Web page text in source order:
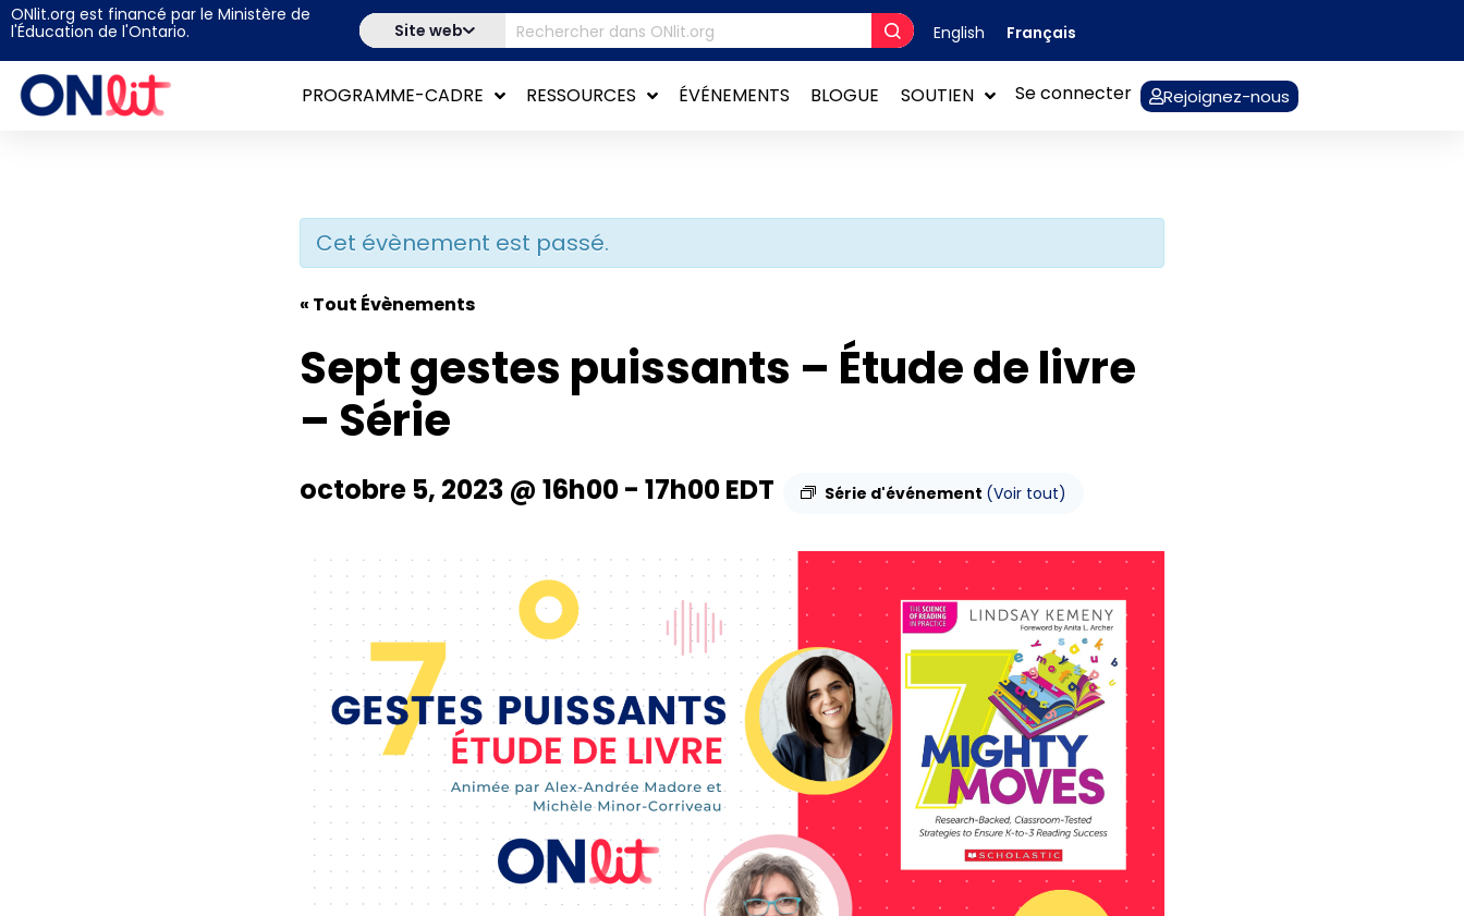
ONlit.org est financé par le Ministère de
l'Éducation de l'Ontario.
Site web English Français
PROGRAMME-CADRE RESSOURCES ÉVÉNEMENTS BLOGUE SOUTIEN Se connecter Rejoignez-nous
Cet évènement est passé.
« Tout Évènements
Sept gestes puissants – Étude de livre
– Série
octobre 5, 2023 @ 16h00- 17h00EDT Série d'événement (Voir tout)